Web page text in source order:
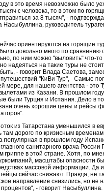
в это время невозможно было
с человека, то в этом по
за 8 тысяч", -
руководитель
ориентируются на горящие
довольно много по
по ним можно "выловить" что-то
надеяться на такие туры не
- говорит Влада Саетова,
"КиВи Тур", - Самые
мере, для нашего агентства - это
из Казани. В прошлом
были Турция и Испания. Дело в
очень хорошие цены и рейсы
из Татарстана уменьшился в
там дорого по кризисным
популярная в прошлом году
санитарного врача России
гриппе в этой стране. Хотя, по
масштабы опасности
массовой информации. Да
сейчас снижают. Правда, не
направление снизились, но не
- говорит Насыбуллина.